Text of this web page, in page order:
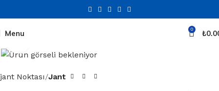
Menu 0 ₺
jant Noktası Jant